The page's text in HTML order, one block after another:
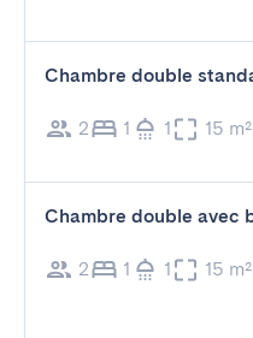
Chambre double
2 1 1 15 m²
Chambre double avec
2 1 1 15 m²